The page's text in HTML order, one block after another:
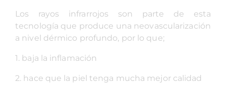
Los rayos infrarrojos son parte de esta
tecnología que produce una neovascularización
a nivel dérmico profundo, por lo que;
1. baja la inflamación
2. hace que la piel tenga mucha mejor calidad